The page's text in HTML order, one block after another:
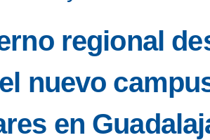
regional
nuevo
en